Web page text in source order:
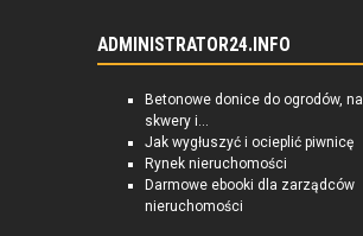
ADMINISTRATOR24.INFO
Betonowe donice do ogrodów, na
skwery i...
Jak wygłuszyć i ocieplić piwnicę
Rynek nieruchomości
Darmowe ebooki dla zarządców
nieruchomości